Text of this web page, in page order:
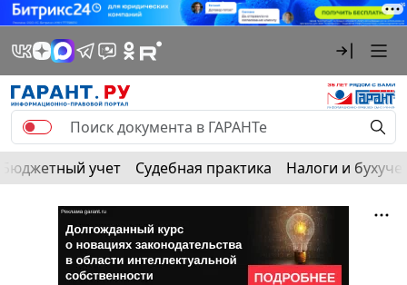
Бюджетный учет Судебная практика Налоги и